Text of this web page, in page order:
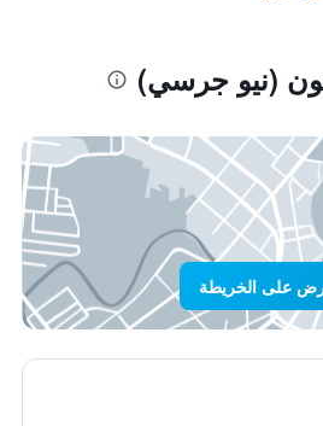
(نيو جرسي)
على الخريطة